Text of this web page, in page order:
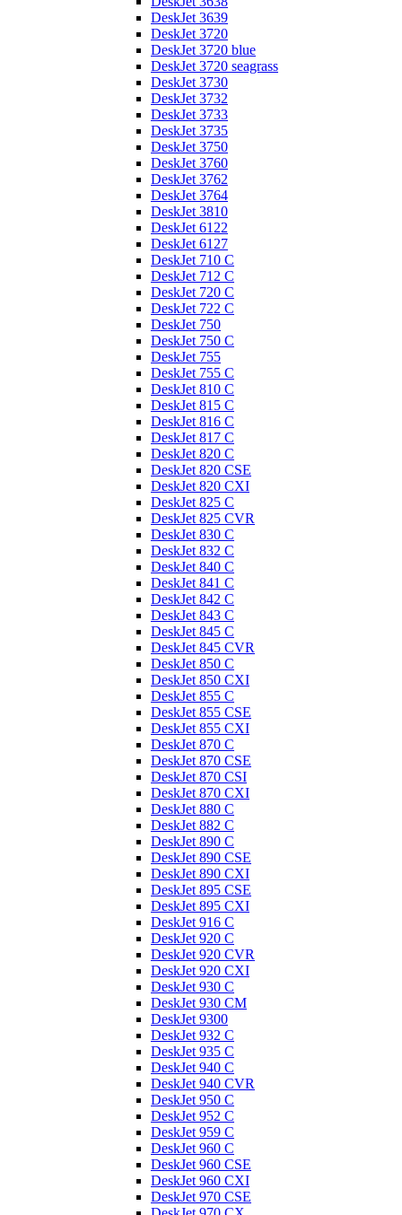
DeskJet 3639
DeskJet 3720
DeskJet 3720 blue
DeskJet 3720 seagrass
DeskJet 3730
DeskJet 3732
DeskJet 3733
DeskJet 3735
DeskJet 3750
DeskJet 3760
DeskJet 3762
DeskJet 3764
DeskJet 3810
DeskJet 6122
DeskJet 6127
DeskJet 710 C
DeskJet 712 C
DeskJet 720 C
DeskJet 722 C
DeskJet 750
DeskJet 750 C
DeskJet 755
DeskJet 755 C
DeskJet 810 C
DeskJet 815 C
DeskJet 816 C
DeskJet 817 C
DeskJet 820 C
DeskJet 820 CSE
DeskJet 820 CXI
DeskJet 825 C
DeskJet 825 CVR
DeskJet 830 C
DeskJet 832 C
DeskJet 840 C
DeskJet 841 C
DeskJet 842 C
DeskJet 843 C
DeskJet 845 C
DeskJet 845 CVR
DeskJet 850 C
DeskJet 850 CXI
DeskJet 855 C
DeskJet 855 CSE
DeskJet 855 CXI
DeskJet 870 C
DeskJet 870 CSE
DeskJet 870 CSI
DeskJet 870 CXI
DeskJet 880 C
DeskJet 882 C
DeskJet 890 C
DeskJet 890 CSE
DeskJet 890 CXI
DeskJet 895 CSE
DeskJet 895 CXI
DeskJet 916 C
DeskJet 920 C
DeskJet 920 CVR
DeskJet 920 CXI
DeskJet 930 C
DeskJet 930 CM
DeskJet 9300
DeskJet 932 C
DeskJet 935 C
DeskJet 940 C
DeskJet 940 CVR
DeskJet 950 C
DeskJet 952 C
DeskJet 959 C
DeskJet 960 C
DeskJet 960 CSE
DeskJet 960 CXI
DeskJet 970 CSE